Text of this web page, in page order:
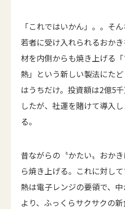
「これではいかん」。。そ
若者に受け入れられるおか
材を内側からも焼き上げる
熱」という新しい製法にた
はうちだけ。投資額は2億5
したが、社運を賭けて導入
る。
昔ながらの〝かたい〟おか
ら焼き上げる。これに対し
熱は電子レンジの要領で、
より、ふっくらサクサクの